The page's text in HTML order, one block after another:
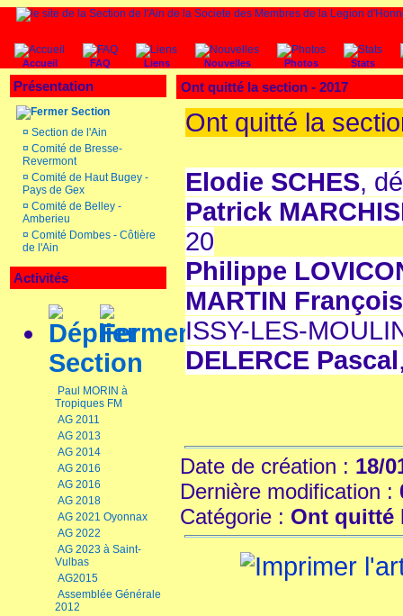
Accueil FAQ Liens Nouvelles Photos Stats
Présentation
Section
¤ Section de l'Ain
¤ Comité de Bresse-
Revermont
¤ Comité de Haut Bugey -
Pays de Gex
¤ Comité de Belley -
Amberieu
¤ Comité Dombes - Côtière
de l'Ain
Activités
Section
Paul MORIN à
Tropiques FM
AG 2011
AG 2013
AG 2014
AG 2016
AG 2016
AG 2018
AG 2021 Oyonnax
AG 2022
AG 2023 à Saint-
Vulbas
AG2015
Assemblée Générale
2012
Ont quitté la section - 2017
Ont quitté la
Elodie SCHES,
Patrick
20
Philippe
MARTIN
ISSY-LES-
DELERCE Pascal
Date de création : 18/
Dernière modification :
Catégorie : Ont quitté